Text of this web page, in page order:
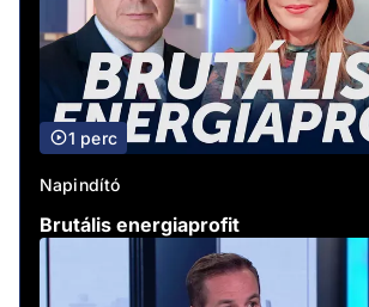
1 perc
Napindító
Brutális energiaprofit